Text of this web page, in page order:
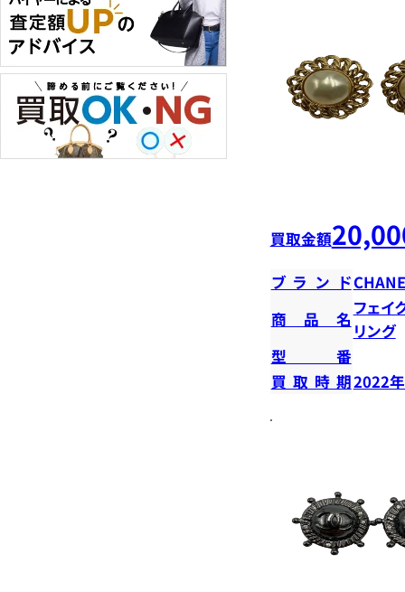
買取金額
ブランド
商品名
フェイ
リング
型番
買取時期2022